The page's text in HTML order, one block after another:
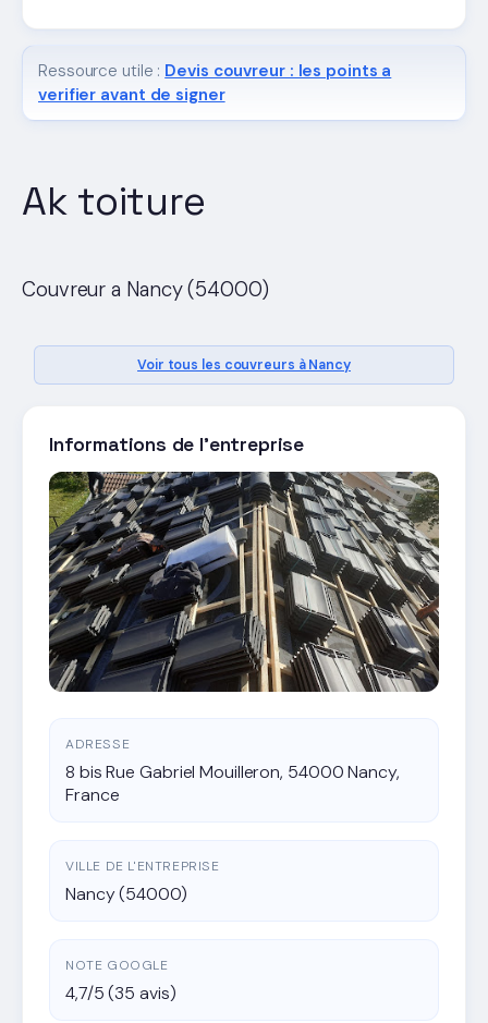
Ak toiture
Couvreur a Nancy (54000)
Voir tous les couvreurs à Nancy
Informations de l'entreprise
ADRESSE
8 bis Rue Gabriel Mouilleron, 54000 Nancy,
France
VILLE DE L'ENTREPRISE
Nancy (54000)
NOTE GOOGLE
4,7/5 (35 avis)
Ressource utile : Devis couvreur : les points a
verifier avant de signer